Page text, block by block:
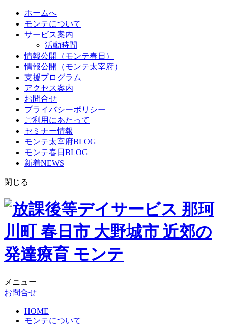
ホームへ
モンテについて
サービス案内
活動時間
情報公開（モンテ春日）
情報公開（モンテ太宰府）
支援プログラム
アクセス案内
お問合せ
プライバシーポリシー
ご利用にあたって
セミナー情報
モンテ太宰府BLOG
モンテ春日BLOG
新着NEWS
閉じる
メニュー
お問合せ
HOME
モンテについて